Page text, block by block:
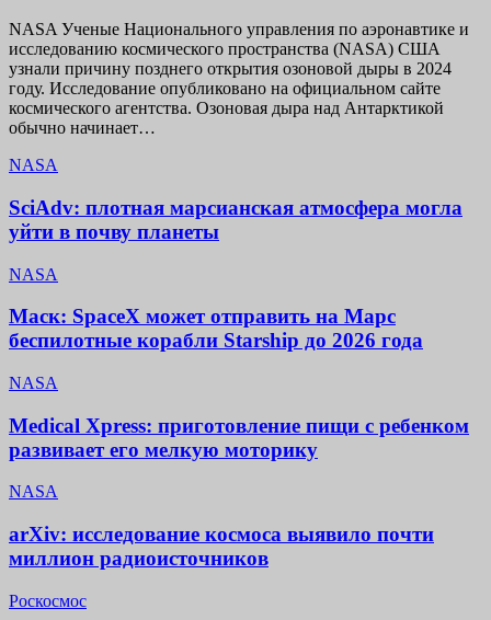
NASA Ученые Национального управления по аэронавтике и
исследованию космического пространства (NASA) США
узнали причину позднего открытия озоновой дыры в 2024
году. Исследование опубликовано на официальном сайте
космического агентства. Озоновая дыра над Антарктикой
обычно начинает…
NASA
SciAdv: плотная марсианская атмосфера могла
уйти в почву планеты
NASA
Маск: SpaceX может отправить на Марс
беспилотные корабли Starship до 2026 года
NASA
Medical Xpress: приготовление пищи с ребенком
развивает его мелкую моторику
NASA
arXiv: исследование космоса выявило почти
миллион радиоисточников
Роскосмос